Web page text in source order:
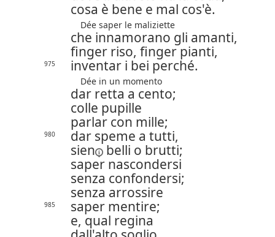
cosa è bene e mal cos'è.
Dée saper le maliziette
che innamorano gli amanti,
finger riso, finger pianti,
975 inventar i bei perché.
Dée in un momento
dar retta a cento;
colle pupille
parlar con mille;
980
dar speme a tutti,
sien
belli o brutti;
saper nascondersi
senza confondersi;
senza arrossire
985
saper mentire;
e, qual regina